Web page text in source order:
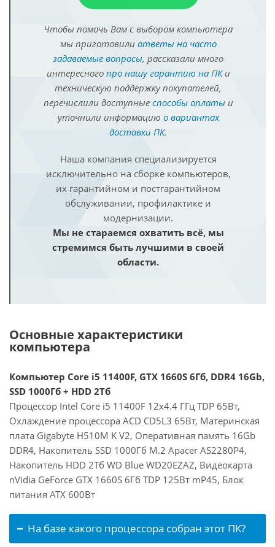
Чтобы помочь Вам с выбором компьютера
мы приготовили ответы на часто
задаваемые вопросы, рассказали много
интересного про нашу гарантию на ПКи
техническую поддержку покупателей,
перечислили доступные способы оплатыи
уточнили информацию о вариантах
доставки ПК.
Наша компания специализируется
исключительно на сборке компьютеров,
их гарантийном и постгарантийном
обслуживании, профилактике и
модернизации.
Мы не стараемся охватить всё, мы
стремимся быть лучшими в своей
области.
Основные характеристики
компьютера
Компьютер Core i5 11400F, GTX 1660S 6Гб, DDR4 16Gb,
SSD 1000Гб + HDD 2Тб
Процессор Intel Core i5 11400F 12x4.4 ГГц TDP 65Вт,
Охлаждение процессора ACD CD5L3 65Вт, Материнская
плата Gigabyte H510M K V2, Оперативная память 16Gb
DDR4, Накопитель SSD 1000Гб M.2 Apacer AS2280P4,
Накопитель HDD 2Тб WD Blue WD20EZAZ, Видеокарта
nVidia GeForce GTX 1660S 6Гб TDP 125Вт mP45, Блок
питания ATX 600Вт
На базе какого процессора собран этот ПК?